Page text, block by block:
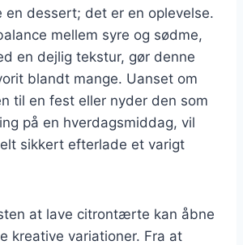
en dessert; det er en oplevelse.
mellem syre og sødme,
en dejlig tekstur, gør denne
blandt mange. Uanset om
til en fest eller nyder den som
på en hverdagsmiddag, vil
sikkert efterlade et varigt
at lave citrontærte kan åbne
kreative variationer. Fra at